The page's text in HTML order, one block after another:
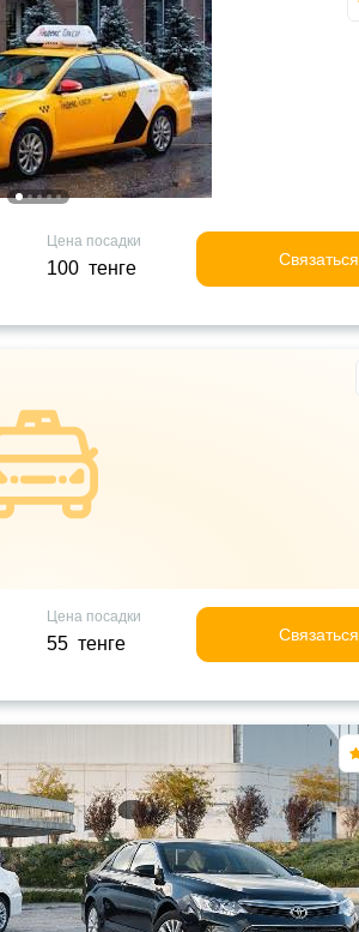
Цена посадки
100 тенге Связаться
Цена посадки
55 тенге Связаться